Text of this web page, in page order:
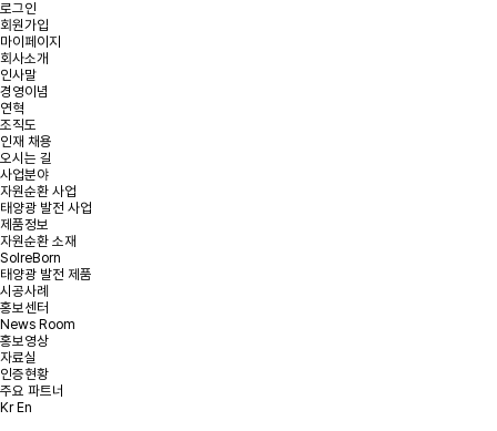
로그인
회원가입
마이페이지
회사소개
인사말
경영이념
연혁
조직도
인재 채용
오시는 길
사업분야
자원순환 사업
태양광 발전 사업
제품정보
자원순환 소재
SolreBorn
태양광 발전 제품
시공사례
홍보센터
News Room
홍보영상
자료실
인증현황
주요 파트너
Kr En
온라인 문의
문의사항을 남겨주시면 빠른 시일내에 연락을 드리겠습니다.
태양광 발전 및
리파워링 문의
*